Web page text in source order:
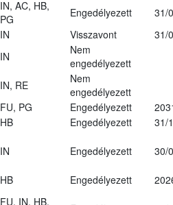
IN, AC, HB,
PG
Engedélyezett
31/
IN Visszavont
31/
IN
Nem
engedélyezett
IN, RE
Nem
engedélyezett
FU, PG Engedélyezett
HB Engedélyezett
31/
IN Engedélyezett 30/
HB Engedélyezett
FU, IN, HB,